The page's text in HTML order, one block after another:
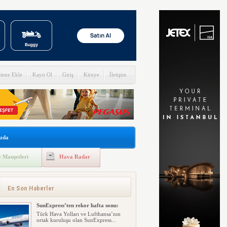
Ekle Kayıt Ol Giriş Künye İletişim
Manşetleri Hava Radar
En Son Haberler
SunExpress’ten rekor hafta sonu:
Türk Hava Yolları ve Lufthansa’nın
ortak kuruluşu olan SunExpress...